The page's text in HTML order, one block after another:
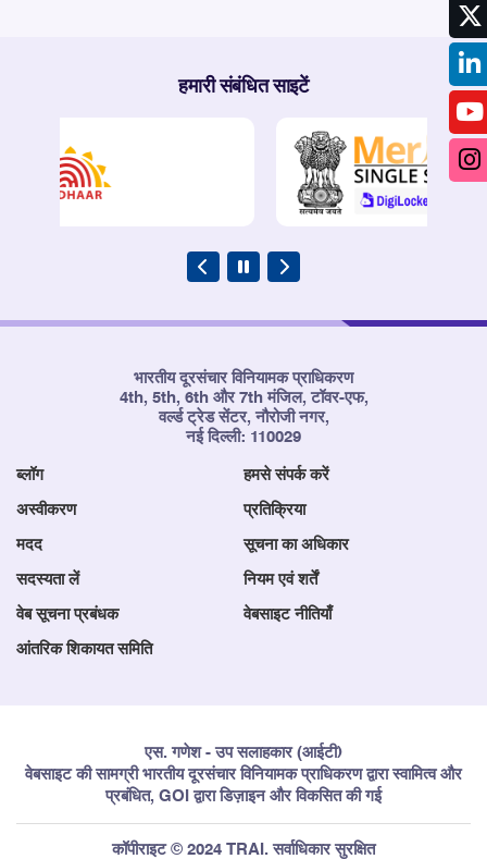
हमारी संबंधित साइटें
भारतीय दूरसंचार विनियामक प्राधिकरण
4th, 5th, 6th और 7th मंजिल, टॉवर-एफ,
वर्ल्ड ट्रेड सेंटर, नौरोजी नगर,
नई दिल्ली: 110029
ब्लॉग हमसे संपर्क करें
अस्वीकरण प्रतिक्रिया
मदद सूचना का अधिकार
सदस्यता लें नियम एवं शर्तें
वेब सूचना प्रबंधक वेबसाइट नीतियाँ
आंतरिक शिकायत समिति
एस. गणेश - उप सलाहकार (आईटी)
वेबसाइट की सामग्री भारतीय दूरसंचार विनियामक प्राधिकरण द्वारा स्वामित्व और
प्रबंधित, GOI द्वारा डिज़ाइन और विकसित की गई
कॉपीराइट © 2024 TRAI. सर्वाधिकार सुरक्षित